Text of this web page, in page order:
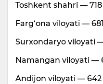
Toshkent shahri —
Farg‘ona viloyati —
Surxondaryo viloyati
Namangan viloyati —
Andijon viloyati — 642